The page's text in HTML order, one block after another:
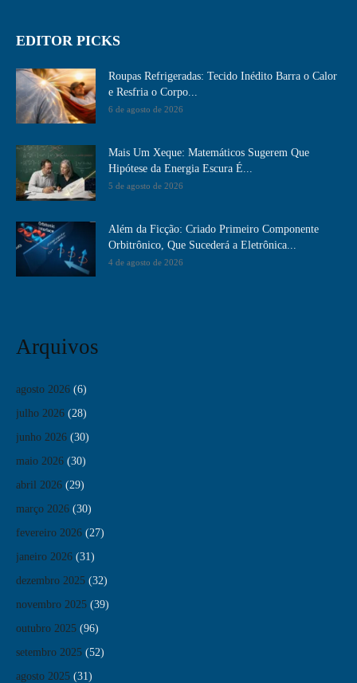
EDITOR PICKS
Roupas Refrigeradas: Tecido Inédito Barra o Calor
e Resfria o Corpo...
6 de agosto de 2026
Mais Um Xeque: Matemáticos Sugerem Que
Hipótese da Energia Escura É...
5 de agosto de 2026
Além da Ficção: Criado Primeiro Componente
Orbitrônico, Que Sucederá a Eletrônica...
4 de agosto de 2026
Arquivos
agosto 2026 (6)
julho 2026 (28)
junho 2026 (30)
maio 2026 (30)
abril 2026 (29)
março 2026 (30)
fevereiro 2026 (27)
janeiro 2026 (31)
dezembro 2025 (32)
novembro 2025 (39)
outubro 2025 (96)
setembro 2025 (52)
agosto 2025 (31)